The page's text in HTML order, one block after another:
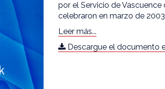
por el Servicio de
celebraron en marzo de
Leer más...
Descargue el documento